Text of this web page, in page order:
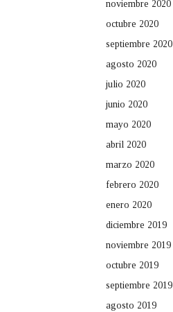
noviembre 2020
octubre 2020
septiembre 2020
agosto 2020
julio 2020
junio 2020
mayo 2020
abril 2020
marzo 2020
febrero 2020
enero 2020
diciembre 2019
noviembre 2019
octubre 2019
septiembre 2019
agosto 2019